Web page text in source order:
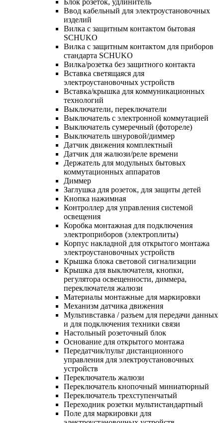
Ввод кабельный для электроустановочных
изделий
Вилка с защитным контактом бытовая
SCHUKO
Вилка с защитным контактом для приборов
стандарта SCHUKO
Вилка/розетка без защитного контакта
Вставка светящаяся для
электроустановочных устройств
Вставка/крышка для коммуникационных
технологий
Выключатели, переключатели
Выключатель с электронной коммутацией
Выключатель сумеречный (фотореле)
Выключатель шнуровой/диммер
Датчик движения комплектный
Датчик для жалюзи/реле времени
Держатель для модульных бытовых
коммутационных аппаратов
Диммер
Заглушка для розеток, для защиты детей
Кнопка нажимная
Контроллер для управления системой
освещения
Коробка монтажная для подключения
электроприборов (электроплиты)
Корпус накладной для открытого монтажа
электроустановочных устройств
Крышка блока световой сигнализации
Крышка для выключателя, кнопки,
регулятора освещенности, диммера,
переключателя жалюзи
Материалы монтажные для маркировки
Механизм датчика движения
Мультивставка / разъем для передачи данных
и для подключения техники связи
Настольный розеточный блок
Основание для открытого монтажа
Передатчик/пульт дистанционного
управления для электроустановочных
устройств
Переключатель жалюзи
Переключатель кнопочный миниатюрный
Переключатель трехступенчатый
Переходник розетки мультистандартный
Поле для маркировки для